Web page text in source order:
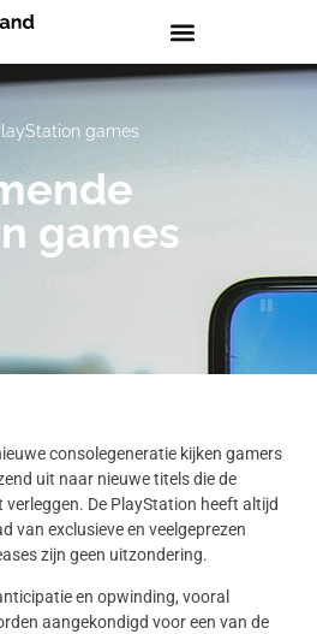
games
games
consolegeneratie kijken gamers
uit naar nieuwe titels die de
De PlayStation heeft altijd
van exclusieve en veelgeprezen
zijn geen uitzondering.
en opwinding, vooral
aangekondigd voor een van de